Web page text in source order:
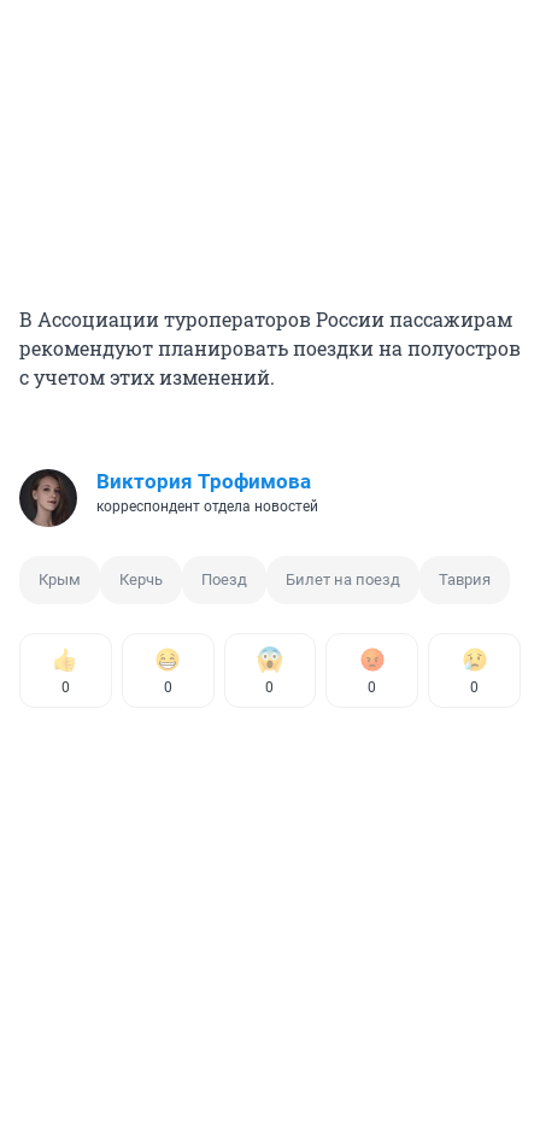
В Ассоциации туроператоров России пассажирам
рекомендуют планировать поездки на полуостров
с учетом этих изменений.
Виктория Трофимова
корреспондент отдела новостей
Крым Керчь Поезд Билет на поезд Таврия
0 0 0 0 0